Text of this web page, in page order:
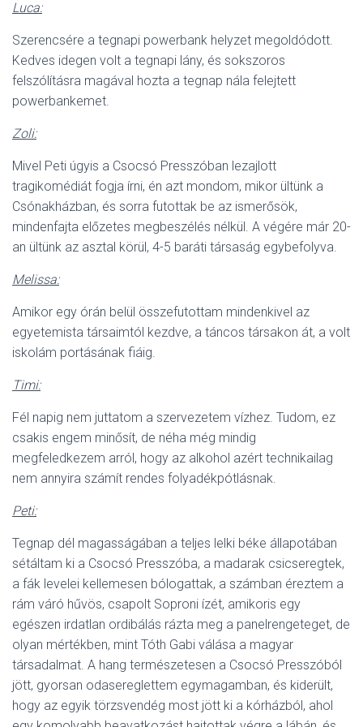
Luca:
Szerencsére a tegnapi powerbank helyzet megoldódott.
Kedves idegen volt a tegnapi lány, és sokszoros
felszólításra magával hozta a tegnap nála felejtett
powerbankemet.
Zoli:
Mivel Peti úgyis a Csocsó Presszóban lezajlott
tragikomédiát fogja írni, én azt mondom, mikor ültünk a
Csónakházban, és sorra futottak be az ismerősök,
mindenfajta előzetes megbeszélés nélkül. A végére már 20-
an ültünk az asztal körül, 4-5 baráti társaság egybefolyva.
Melissa:
Amikor egy órán belül összefutottam mindenkivel az
egyetemista társaimtól kezdve, a táncos társakon át, a volt
iskolám portásának fiáig.
Timi:
Fél napig nem juttatom a szervezetem vízhez. Tudom, ez
csakis engem minősít, de néha még mindig
megfeledkezem arról, hogy az alkohol azért technikailag
nem annyira számít rendes folyadékpótlásnak.
Peti:
Tegnap dél magasságában a teljes lelki béke állapotában
sétáltam ki a Csocsó Presszóba, a madarak csicseregtek,
a fák levelei kellemesen bólogattak, a számban éreztem a
rám váró hűvös, csapolt Soproni ízét, amikoris egy
egészen irdatlan ordibálás rázta meg a panelrengeteget, de
olyan mértékben, mint Tóth Gabi válása a magyar
társadalmat. A hang természetesen a Csocsó Presszóból
jött, gyorsan odasereglettem egymagamban, és kiderült,
hogy az egyik törzsvendég most jött ki a kórházból, ahol